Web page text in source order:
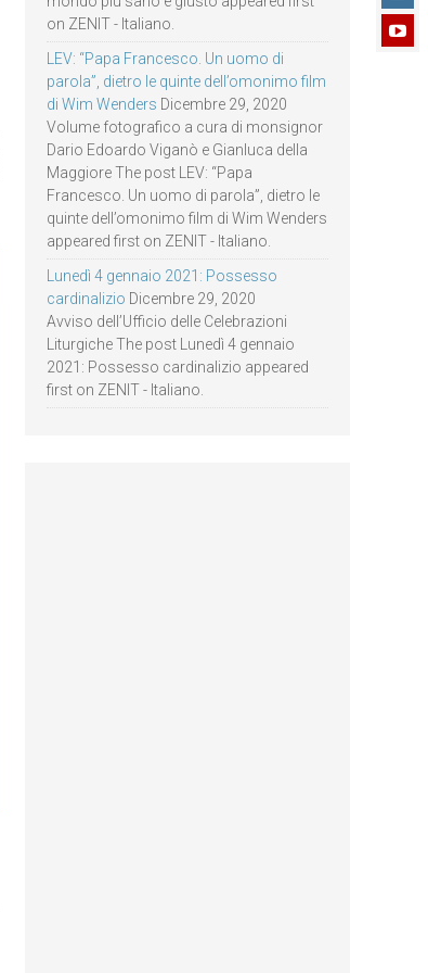
on ZENIT - Italiano.
LEV: “Papa Francesco. Un uomo di
parola”, dietro le quinte dell’omonimo film
di Wim Wenders Dicembre 29, 2020
Volume fotografico a cura di monsignor
Dario Edoardo Viganò e Gianluca della
Maggiore The post LEV: “Papa
Francesco. Un uomo di parola”, dietro le
quinte dell’omonimo film di Wim Wenders
appeared first on ZENIT - Italiano.
Lunedì 4 gennaio 2021: Possesso
cardinalizio Dicembre 29, 2020
Avviso dell’Ufficio delle Celebrazioni
Liturgiche The post Lunedì 4 gennaio
2021: Possesso cardinalizio appeared
first on ZENIT - Italiano.